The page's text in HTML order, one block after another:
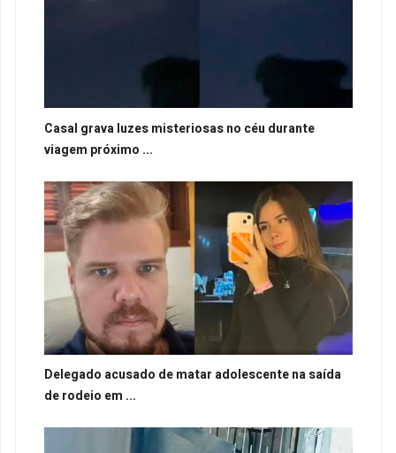
Casal grava luzes misteriosas no céu durante
viagem próximo ...
Delegado acusado de matar adolescente na saída
de rodeio em ...